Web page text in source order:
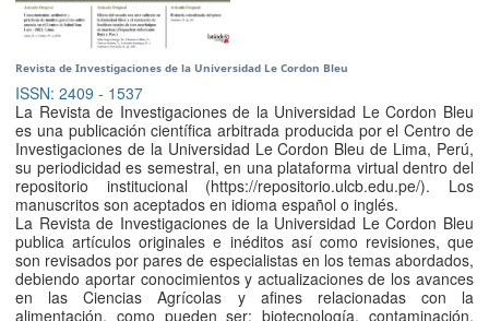
Revista de Investigaciones de la Universidad Le Cordon Bleu
ISSN: 2409 - 1537
La Revista de Investigaciones de la Universidad Le Cordon Bleu
es una publicación científica arbitrada producida por el Centro de
Investigaciones de la Universidad Le Cordon Bleu de Lima, Perú,
su periodicidad es semestral, en una plataforma virtual dentro del
repositorio institucional (https://repositorio.ulcb.edu.pe/). Los
manuscritos son aceptados en idioma español o inglés.
La Revista de Investigaciones de la Universidad Le Cordon Bleu
publica artículos originales e inéditos así como revisiones, que
son revisados por pares de especialistas en los temas abordados,
debiendo aportar conocimientos y actualizaciones de los avances
en las Ciencias Agrícolas y afines relacionadas con la
alimentación, como pueden ser: biotecnología, contaminación,